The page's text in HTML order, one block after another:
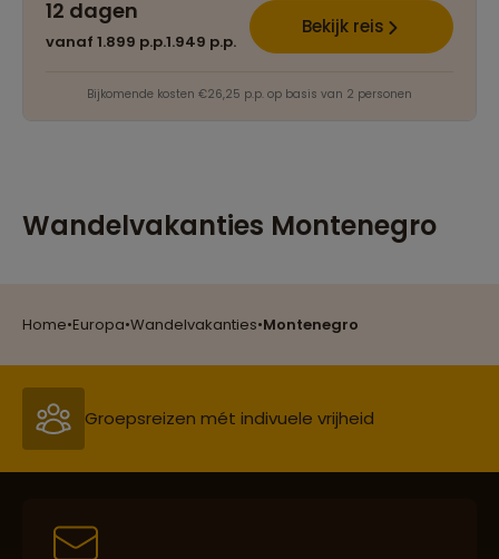
Home•Europa•Wandelvakanties•Montenegro
12 dagen
vanaf 1.899 p.p.1.949 p.p.
Bekijk reis
Bijkomende kosten €26,25 p.p. op basis van 2 personen
Wandelvakanties Montenegro
Groepsreizen mét indivuele vrijheid
Persoonlijk en deskundig reisadvies